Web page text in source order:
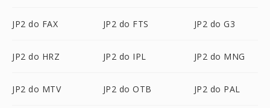
JP2 do FAX JP2 do FTS JP2 do G3
JP2 do HRZ JP2 do IPL JP2 do MNG
JP2 do MTV JP2 do OTB JP2 do PAL